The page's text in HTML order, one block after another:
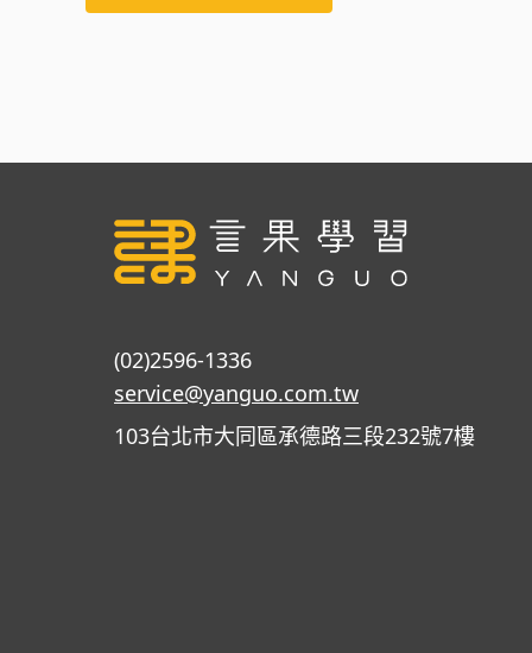
(02)2596-1336
service@yanguo.com.tw
103台北市大同區承德路三段232號7樓